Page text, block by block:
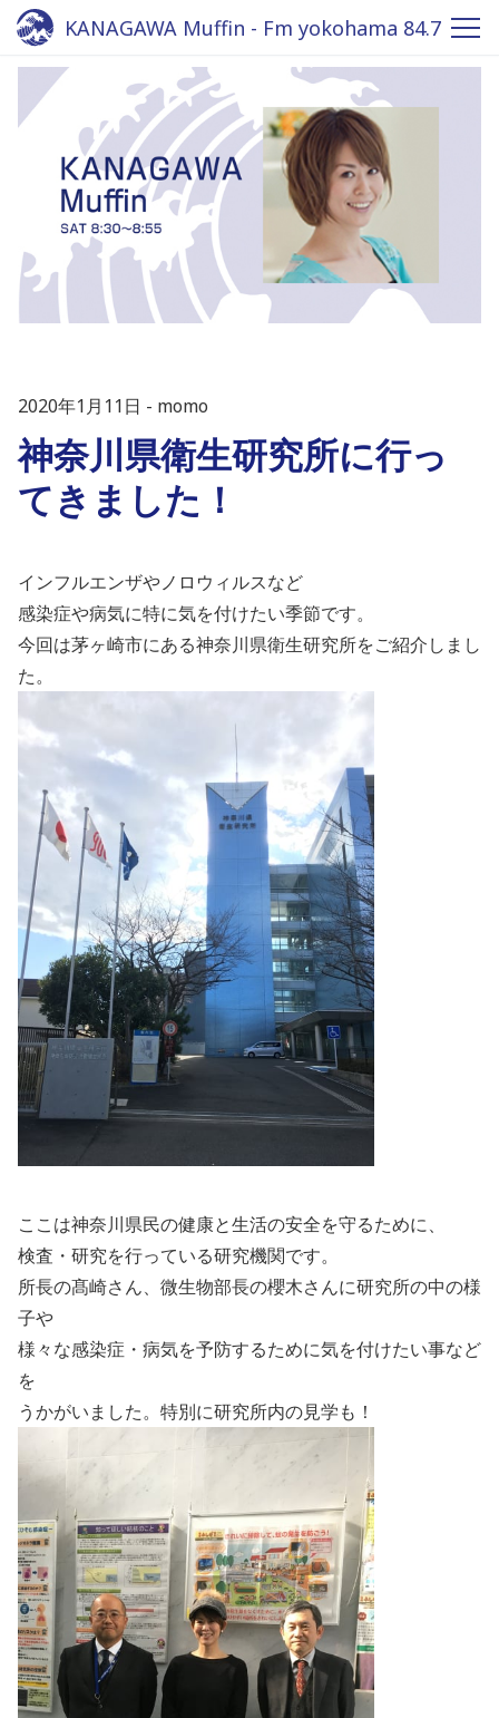
KANAGAWA Muffin - Fm yokohama 84.7
2020年1月11日 momo
神奈川県衛生研究所に行っ
てきました！
インフルエンザやノロウィルスなど
感染症や病気に特に気を付けたい季節です。
今回は茅ヶ崎市にある神奈川県衛生研究所をご紹介しまし
た。
ここは神奈川県民の健康と生活の安全を守るために、
検査・研究を行っている研究機関です。
所長の髙崎さん、微生物部長の櫻木さんに研究所の中の様
子や
様々な感染症・病気を予防するために気を付けたい事など
を
うかがいました。特別に研究所内の見学も！